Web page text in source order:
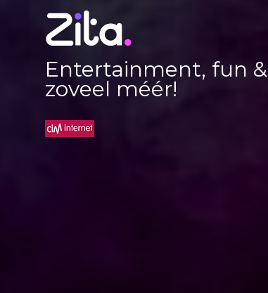
Entertainment, fun &
zoveel méér!